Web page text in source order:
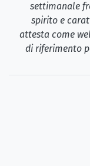
settimanale
spirito e
attesta come
di riferimento